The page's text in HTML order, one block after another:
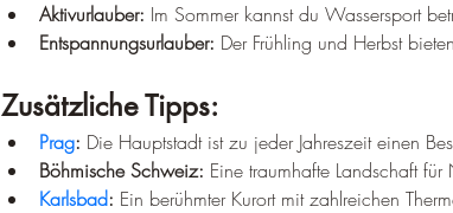
Aktivurlauber: Im Sommer kannst du Wassersport
Entspannungsurlauber: Der Frühling und Herbst
Zusätzliche Tipps:
Prag: Die Hauptstadt ist zu jeder Jahreszeit einen
Böhmische Schweiz: Eine traumhafte Landschaft für
Karlsbad: Ein berühmter Kurort mit zahlreichen